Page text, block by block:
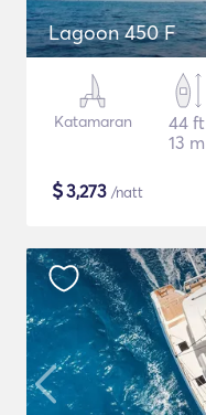
Lagoon 450 F
Katamaran
44 ft
13 m
$3,273 /natt